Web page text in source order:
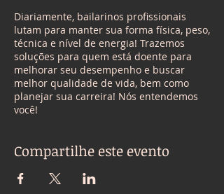
Diariamente, bailarinos profissionais
lutam para manter sua forma física, peso,
técnica e nível de energia! Trazemos
soluções para quem está doente para
melhorar seu desempenho e buscar
melhor qualidade de vida, bem como
planejar sua carreira! Nós entendemos
você!
Compartilhe este evento